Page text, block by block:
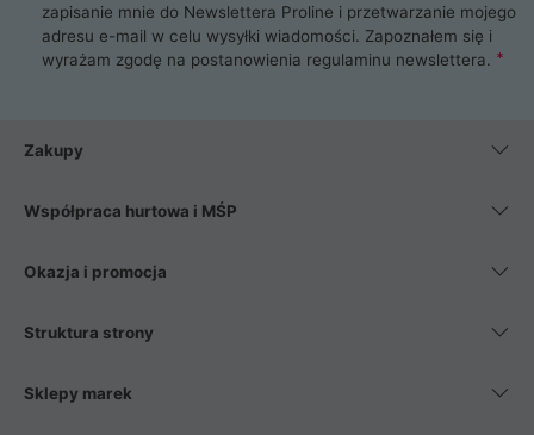
zapisanie mnie do Newslettera Proline i przetwarzanie mojego
adresu e-mail w celu wysyłki wiadomości. Zapoznałem się i
wyrażam zgodę na postanowienia regulaminu newslettera.
Zakupy
Współpraca hurtowa i MŚP
Okazja i promocja
Struktura strony
Sklepy marek